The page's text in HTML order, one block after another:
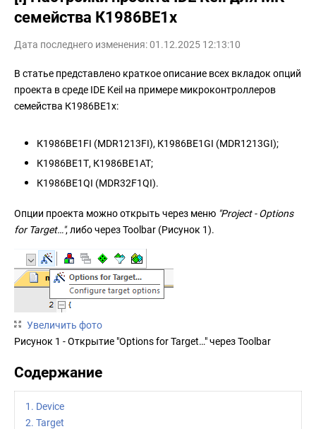
семейства К1986ВЕ1x
Дата последнего изменения: 01.12.2025 12:13:10
В статье представлено краткое описание всех вкладок опций
проекта в среде IDE Keil на примере микроконтроллеров
семейства К1986ВЕ1x:
К1986ВЕ1FI (MDR1213FI), К1986ВЕ1GI (MDR1213GI);
К1986ВЕ1Т, К1986ВЕ1АТ;
К1986ВЕ1QI (MDR32F1QI).
Опции проекта можно открыть через меню "Project - Options
for Target…", либо через Toolbar (Рисунок 1).
Увеличить фото
Рисунок 1 - Открытие "Options for Target…" через Toolbar
Содержание
1. Device
2. Target